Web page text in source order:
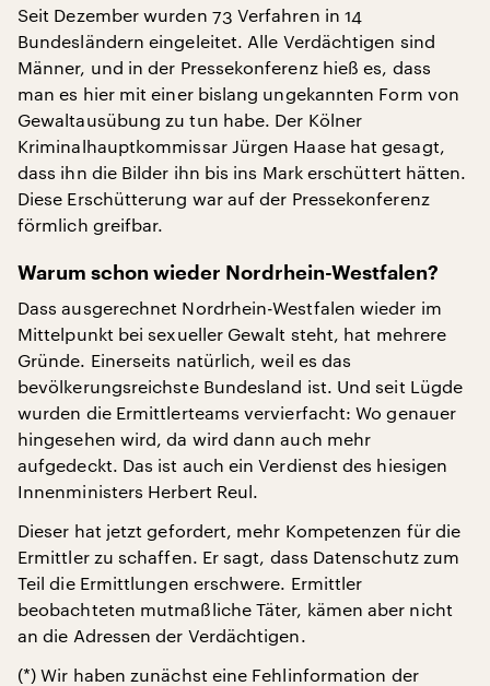
Seit Dezember wurden 73 Verfahren in 14
Bundesländern eingeleitet. Alle Verdächtigen sind
Männer, und in der Pressekonferenz hieß es, dass
man es hier mit einer bislang ungekannten Form von
Gewaltausübung zu tun habe. Der Kölner
Kriminalhauptkommissar Jürgen Haase hat gesagt,
dass ihn die Bilder ihn bis ins Mark erschüttert hätten.
Diese Erschütterung war auf der Pressekonferenz
förmlich greifbar.
Warum schon wieder Nordrhein-Westfalen?
Dass ausgerechnet Nordrhein-Westfalen wieder im
Mittelpunkt bei sexueller Gewalt steht, hat mehrere
Gründe. Einerseits natürlich, weil es das
bevölkerungsreichste Bundesland ist. Und seit Lügde
wurden die Ermittlerteams vervierfacht: Wo genauer
hingesehen wird, da wird dann auch mehr
aufgedeckt. Das ist auch ein Verdienst des hiesigen
Innenministers Herbert Reul.
Dieser hat jetzt gefordert, mehr Kompetenzen für die
Ermittler zu schaffen. Er sagt, dass Datenschutz zum
Teil die Ermittlungen erschwere. Ermittler
beobachteten mutmaßliche Täter, kämen aber nicht
an die Adressen der Verdächtigen.
(*) Wir haben zunächst eine Fehlinformation der